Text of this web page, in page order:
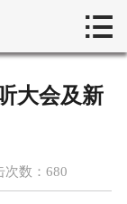
新闻动态

大会及新
数： 680